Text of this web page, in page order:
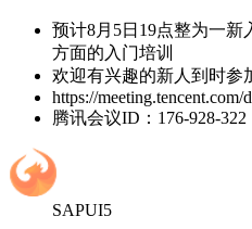
预计8月5日19点整为一
方面的入门培训
欢迎有兴趣的新人到时参
https://
腾讯会议ID：176-928-322
SAPUI5